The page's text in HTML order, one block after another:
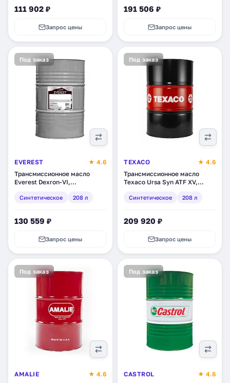
111 902 ₽
Запрос цены
191 506 ₽
Запрос цены
Под заказ
EVEREST
★ 4.6
Трансмиссионное масло
Everest Dexron-VI,
(FPATF60EV055RD)
Синтетическое 208 л
130 559 ₽
Запрос цены
Под заказ
TEXACO
★ 4.6
Трансмиссионное масло
Texaco Ursa Syn ATF XV,
(803137DEE)
Синтетическое 208 л
209 920 ₽
Запрос цены
Под заказ
AMALIE
★ 4.6
Под заказ
CASTROL
★ 4.6